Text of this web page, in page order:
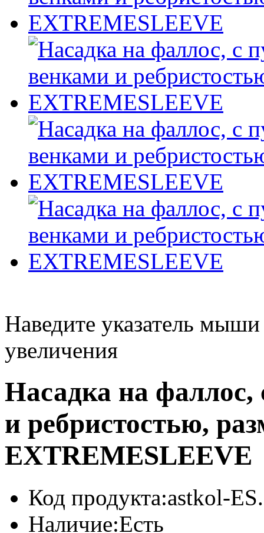
Наведите указатель
увеличения
Насадка на
и ребристостью,
EXTREMESLEEVE
Код продукта:astkol-
Наличие:Есть